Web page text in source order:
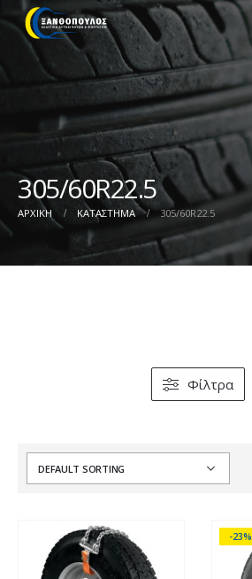
305/60R22.5
ΑΡΧΙΚΉ ΚΑΤΆΣΤΗΜΑ 305/60R22.5
Φίλτρα
-23%